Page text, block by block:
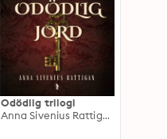
Odödlig trilogi
Anna Sivenius Rattigan